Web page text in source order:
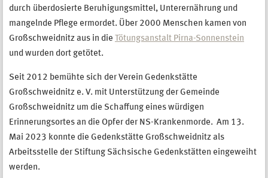
durch überdosierte Beruhigungsmittel, Unterernährung und
mangelnde Pflege ermordet. Über 2000 Menschen kamen von
Großschweidnitz aus in die
Tötungsanstalt Pirna-Sonnenstein
und wurden dort getötet.
Seit 2012 bemühte sich der Verein Gedenkstätte
Großschweidnitz e. V. mit Unterstützung der Gemeinde
Großschweidnitz um die Schaffung eines würdigen
Erinnerungsortes an die Opfer der NS-Krankenmorde. Am 13.
Mai 2023 konnte die Gedenkstätte Großschweidnitz als
Arbeitsstelle der Stiftung Sächsische Gedenkstätten eingeweiht
werden.